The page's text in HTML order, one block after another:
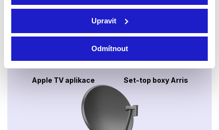
Upravit
Odmítnout
Xbox app
Apple TV aplikace Set-top boxy Arris